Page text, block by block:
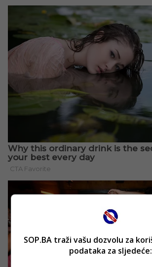
SOP.BA traži vašu dozvolu za
podataka za sljedeće: